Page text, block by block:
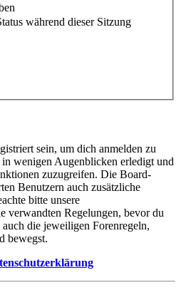
während dieser Sitzung
sein, um dich anmelden zu
wenigen Augenblicken erledigt und
zuzugreifen. Die Board-
Benutzern auch zusätzliche
bitte unsere
verwandten Regelungen, bevor du
die jeweiligen Forenregeln,
bewegst.